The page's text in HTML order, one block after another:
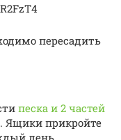
пересадить
песка и 2 частей
Ящики прикройте
день